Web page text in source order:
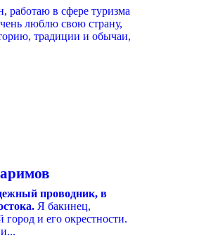
работаю в сфере туризма
люблю свою страну,
традиции и обычаи,
проводник, в
Я бакинец,
и его окрестности.